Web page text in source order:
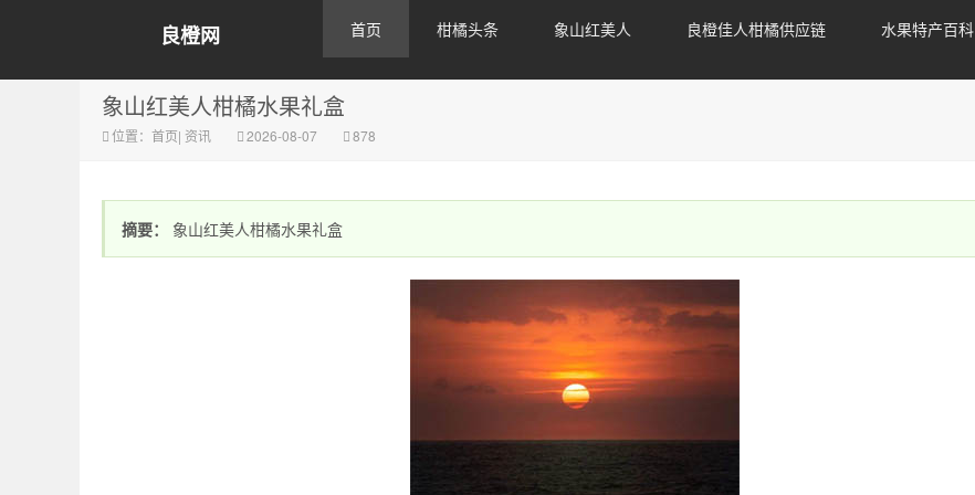
良橙网 首页 柑橘头条 象山红美人 良橙佳人柑橘供应链 水果特产百科
象山红美人柑橘水果礼盒
位置： 首页| 资讯 2026-08-07 878
摘要： 象山红美人柑橘水果礼盒